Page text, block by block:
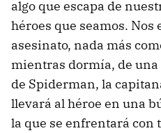
algo que escapa de
héroes que seamos. Nos
asesinato, nada más
mientras dormía, de una
de Spiderman, la
llevará al héroe en una
la que se enfrentará con